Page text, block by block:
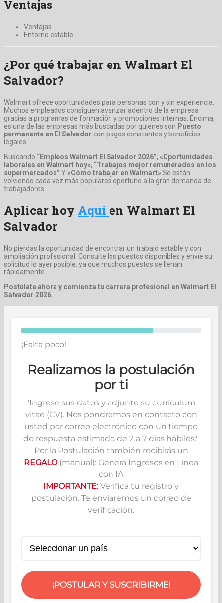
Ventajas
Ventajas.
Entorno estable.
¿Por qué trabajar en Walmart El
Salvador?
Walmart ofrece oportunidades para personas con y sin experiencia.
Muchos empleados consiguen avanzar adentro de la empresa
gracias a programas de formación y promociones internas. Encima,
es una de las empresas más buscadas por quienes son Puesto
permanente en El Salvador con pagos constantes y beneficios
legales.
Buscando “Empleos Walmart El Salvador 2026”, «Oportunidades
laborales en Walmart hoy», “Trabajos mejor remunerados en los
supermercados” Y «Cómo trabajar en Walmart»Se están
volviendo cada vez más populares oportuno a la gran demanda de
trabajadores.
Aplicar hoy Aquí en Walmart El
Salvador
No pierdas la oportunidad de encontrar un trabajo estable y con
ampliación profesional. Consulte los puestos disponibles y envíe su
solicitud lo ayer posible, ya que muchos puestos se llenan
rápidamente.
Postúlate ahora y comienza tu carrera profesional en Walmart El
Salvador 2026.